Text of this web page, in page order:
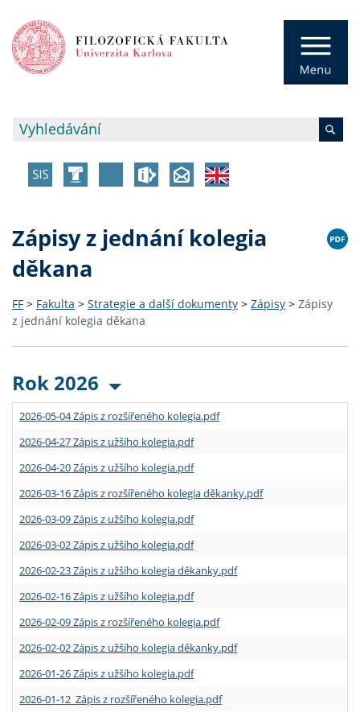
Zápisy z jednání kolegia
děkana
FF > Fakulta > Strategie a další dokumenty > Zápisy > Zápisy
z jednání kolegia děkana
Rok 2026
2026-05-04 Zápis z rozšířeného kolegia.pdf
2026-04-27 Zápis z užšího kolegia.pdf
2026-04-20 Zápis z užšího kolegia.pdf
2026-03-16 Zápis z rozšířeného kolegia děkanky.pdf
2026-03-09 Zápis z užšího kolegia.pdf
2026-03-02 Zápis z užšího kolegia.pdf
2026-02-23 Zápis z užšího kolegia děkanky.pdf
2026-02-16 Zápis z užšího kolegia.pdf
2026-02-09 Zápis z rozšířeného kolegia.pdf
2026-02-02 Zápis z užšího kolegia děkanky.pdf
2026-01-26 Zápis z užšího kolegia.pdf
2026-01-12 Zápis z rozšířeného kolegia.pdf